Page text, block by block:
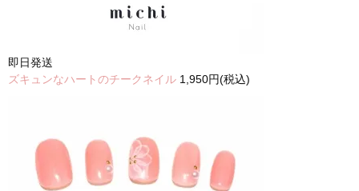
即日発送
ズキュンなハートのチークネイル 1,950円(税込)